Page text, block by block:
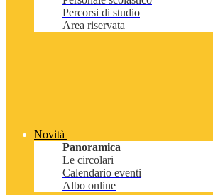
Percorsi di studio
Area riservata
Novità
Panoramica
Le circolari
Calendario eventi
Albo online